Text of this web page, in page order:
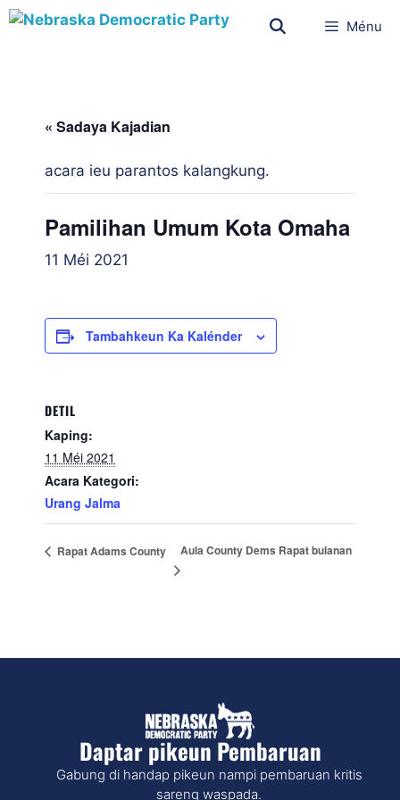
Ménu
« Sadaya Kajadian
acara ieu parantos kalangkung.
Pamilihan Umum Kota Omaha
11 Méi 2021
Tambahkeun Ka Kalénder
DETIL
Kaping:
11 Méi 2021
Acara Kategori:
Urang Jalma
Rapat Adams County Aula County Dems Rapat bulanan
Daptar pikeun Pembaruan
Gabung di handap pikeun nampi pembaruan kritis
sareng waspada.